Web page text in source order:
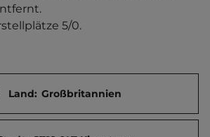
5/0.
Land: Großbritannien